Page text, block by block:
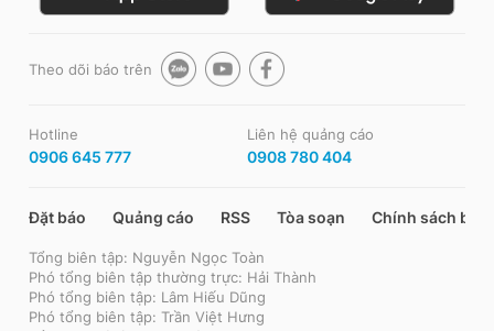
Theo dõi báo trên
Hotline
0906 645 777
Liên hệ quảng cáo
0908 780 404
Đặt báo Quảng cáo RSS Tòa soạn Chính sách bảo
Tổng biên tập: Nguyễn Ngọc Toàn
Phó tổng biên tập thường trực: Hải Thành
Phó tổng biên tập: Lâm Hiếu Dũng
Phó tổng biên tập: Trần Việt Hưng